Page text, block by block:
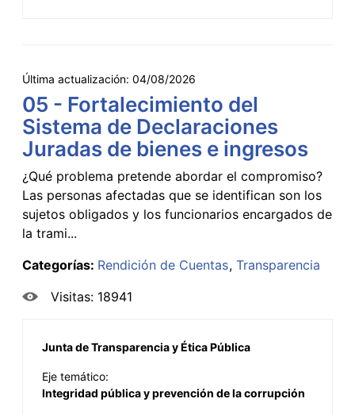
Última actualización: 04/08/2026
05 - Fortalecimiento del
Sistema de Declaraciones
Juradas de bienes e ingresos
¿Qué problema pretende abordar el compromiso?
Las personas afectadas que se identifican son los
sujetos obligados y los funcionarios encargados de
la trami...
Categorías: Rendición de Cuentas Transparencia
Visitas: 18941
Junta de Transparencia y Ética Pública
Eje temático:
Integridad pública y prevención de la corrupción